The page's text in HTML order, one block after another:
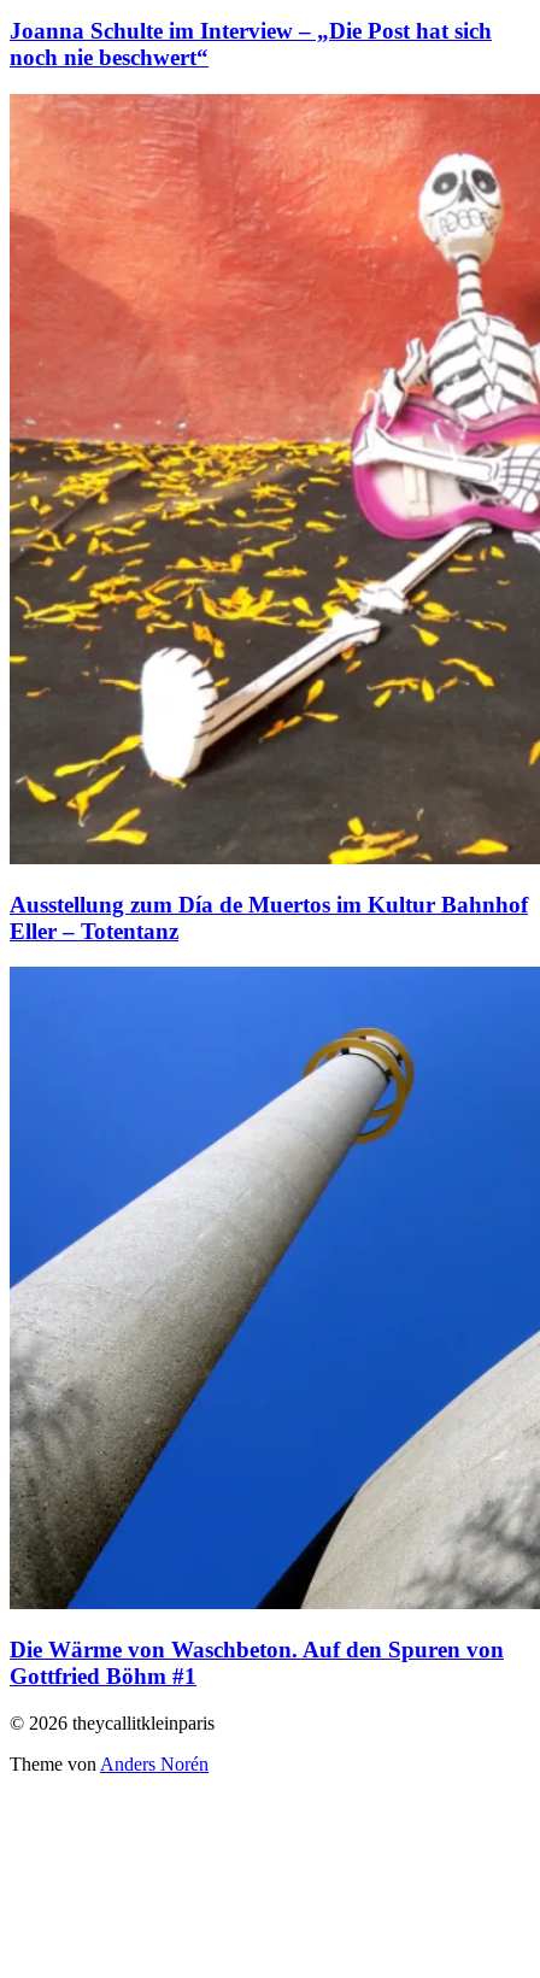
Joanna Schulte im Interview – „Die Post hat sich
noch nie beschwert“
Ausstellung zum Día de Muertos im Kultur Bahnhof
Eller – Totentanz
Die Wärme von Waschbeton. Auf den Spuren von
Gottfried Böhm #1
© 2026 theycallitkleinparis
Theme von Anders Norén